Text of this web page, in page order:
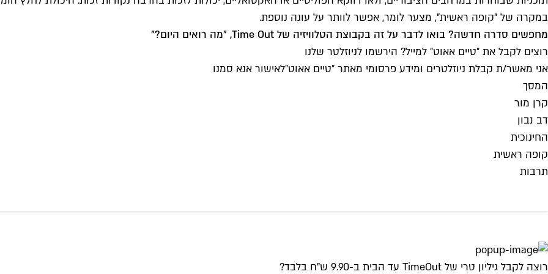
במקרה של "קופה ראשית", מצער לומר, אפשר לוותר על עונה נוספת.
מחפשים סדרה חדשה? בואו לדבר על זה בקבוצת הטלוויזיה של Time Out, "
מה רואים היום?"
רוצים לקבל את ״טיים אאוט״ למייל? הירשמו לניוזלטר שלנו
אני מאשר/ת קבלת ניוזלטרים ומידע פרסומי מאתר ״טיים אאוט״לאישור אנא סמנו
המסך
קרן מור
דב נבון
החינוכית
קופה ראשית
תרבות
רוצה לקבל גיליון טרי של TimeOut עד הבית ב-9.90 ש"ח בלבד?